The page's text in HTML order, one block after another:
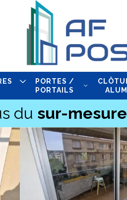
PORTES /
PORTAILS
du sur-mesure